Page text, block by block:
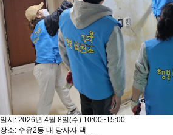
일시: 2026년 4월 8일(수) 10:00~15:00
장소: 수유2동 내 당사자 댁